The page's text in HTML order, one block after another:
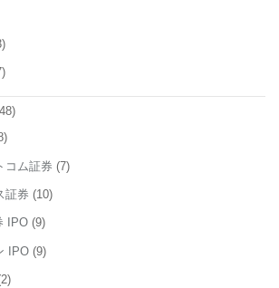
コム証券 (7)
証券 (10)
IPO (9)
IPO (9)